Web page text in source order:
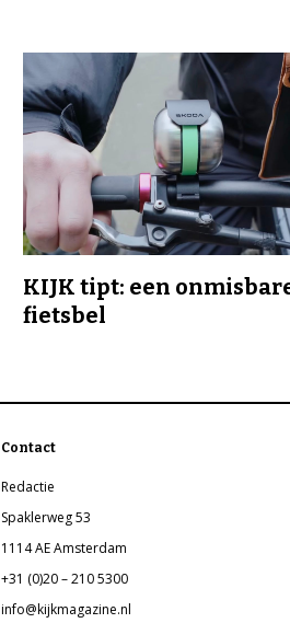
KIJK tipt: een
fietsbel
Contact
Redactie
Spaklerweg 53
1114 AE Amsterdam
+31 (0)20 – 210 5300
info@kijkmagazine.nl